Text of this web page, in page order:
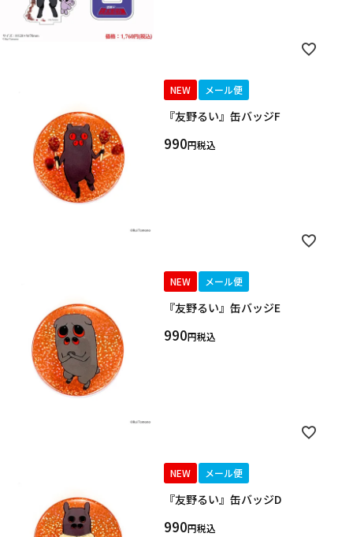
NEW メール便
『友野るい』缶バッジF
990 税込
NEW メール便
『友野るい』缶バッジE
990 税込
NEW メール便
『友野るい』缶バッジD
990 税込